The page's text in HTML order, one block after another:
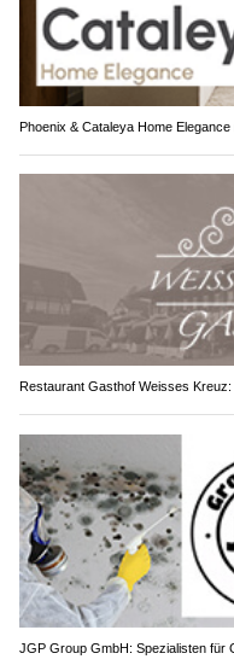
Phoenix & Cataleya Home
Restaurant Gasthof Weisses
JGP Group GmbH: Spezialisten für